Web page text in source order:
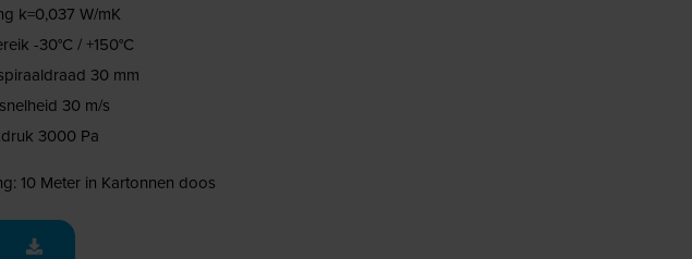
k=0,037 W/mK
-30°C / +150°C
30 mm
30 m/s
3000 Pa
10 Meter in Kartonnen doos